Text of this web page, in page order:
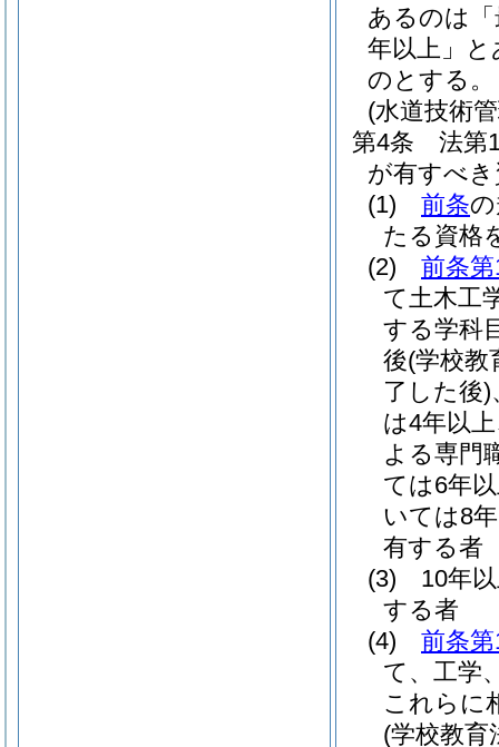
あるのは
年以上」
のとする。
(水道技術
第4条
法第
が有すべ
(1)
前条
たる資格
(2)
前条
て土木工
する学科
後(学校教
了した後)
は4年以
よる専門
ては6年
いては8
有する者
(3)
10年
する者
(4)
前条
て、工学
これらに
(学校教